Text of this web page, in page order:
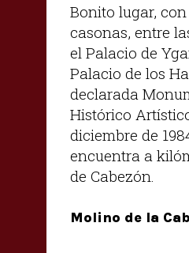
Bonito lugar,
casonas, entre
el Palacio de
Palacio de los
declarada
Histórico
diciembre de
encuentra a
de Cabezón.
Molino de la